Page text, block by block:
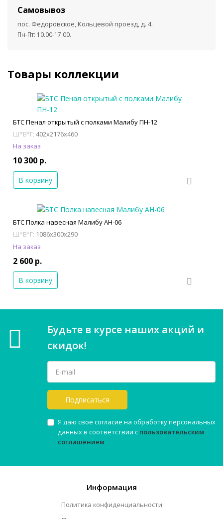
Самовывоз
пос. Федоровское, Кольцевой проезд, д. 4.
Пн-Пт: 10.00-17.00.
Товары коллекции
БТС Пенал открытый с полками Малибу ПН-12
Ш*В*Г: 402x2176x460
На заказ
10 300 р.
В корзину
БТС Полка навесная Малибу АН-06
Ш*В*Г: 1086x300x290
На заказ
2 600 р.
В корзину
Будьте в курсе наших акций и
скидок!
Подписаться
Я даю свое согласие на обработку персональных
данных в соответствии с пользовательским
соглашением
Информация
Политика конфиденциальности